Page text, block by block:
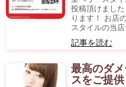
投稿頂けまし
ります！ お店
スタイルの当
記事を読む
最高のダ
スをご提供